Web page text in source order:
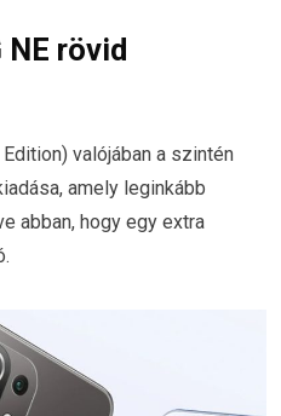
rövid
valójában a szintén
amely leginkább
abban, hogy egy extra